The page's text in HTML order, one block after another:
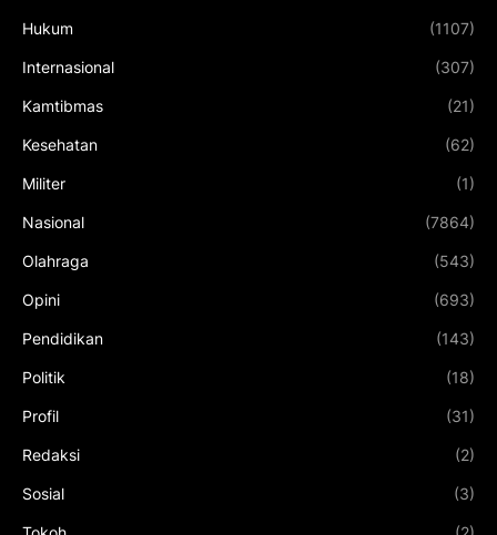
Hukum (1107)
Internasional (307)
Kamtibmas (21)
Kesehatan (62)
Militer (1)
Nasional (7864)
Olahraga (543)
Opini (693)
Pendidikan (143)
Politik (18)
Profil (31)
Redaksi (2)
Sosial (3)